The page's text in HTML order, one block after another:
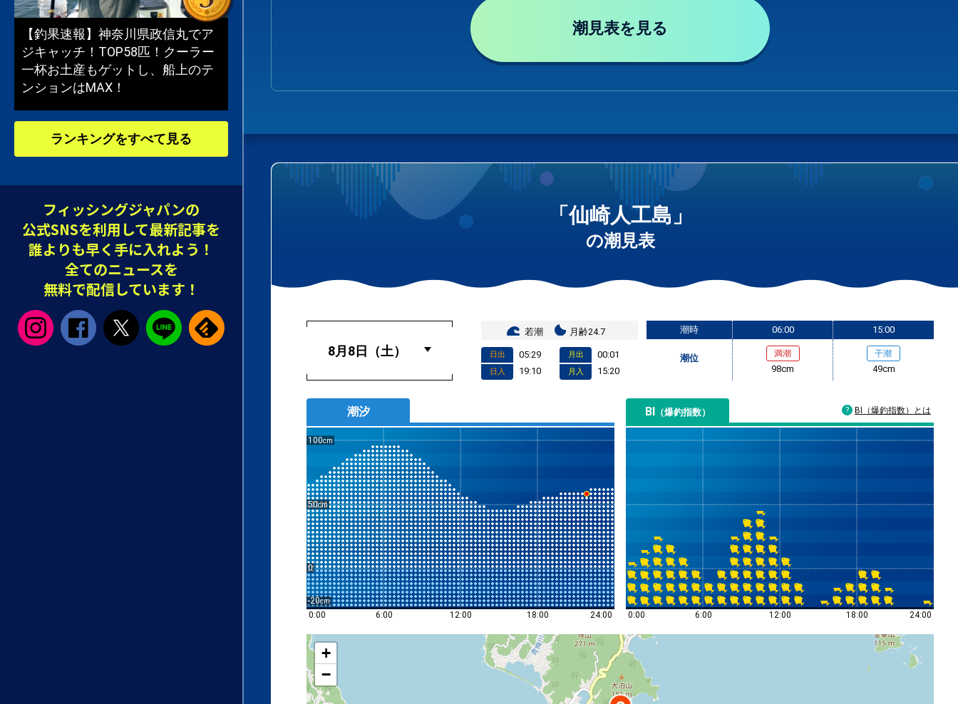
潮見表を見る
「仙崎人工島」
の潮見表
若潮 月齢24.7
日出 05:29
日入 19:10
月出 00:01
月入 15:20
潮時
潮位
06:00
満潮
98cm
15:00
干潮
49cm
潮汐
100
50
0
-20
0:00
6:00 12:00 18:00 24:00
BI （爆釣指数）
0:00 6:00 12:00 18:00 24:00
BI（爆釣指数）とは
+
−
【釣果速報】神奈川県政信丸でア
ジキャッチ！TOP58匹！クーラー
一杯お土産もゲットし、船上のテ
ンションはMAX！
ランキングをすべて見る
フィッシングジャパンの
公式SNSを利用して最新記事を
誰よりも早く手に入れよう！
全てのニュースを
無料で配信しています！